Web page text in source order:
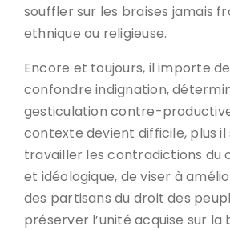
souffler sur les braises jamais
ethnique ou religieuse.
Encore et toujours, il importe
confondre indignation,
gesticulation contre-
contexte devient difficile, plus il
travailler les contradictions du
et idéologique, de viser à
des partisans du droit des
préserver l’unité acquise sur la